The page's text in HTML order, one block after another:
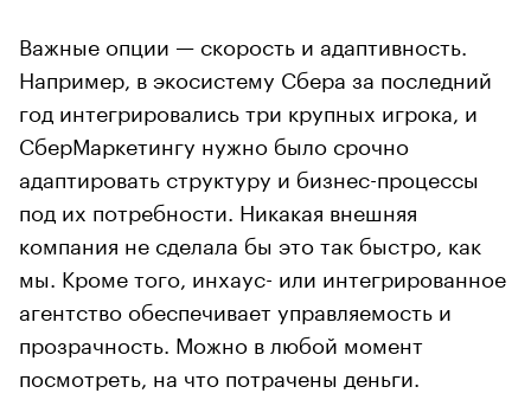
Важные опции — скорость и адаптивность.
Например, в экосистему Сбера за последний
год интегрировались три крупных игрока, и
СберМаркетингу нужно было срочно
адаптировать структуру и бизнес-процессы
под их потребности. Никакая внешняя
компания не сделала бы это так быстро, как
мы. Кроме того, инхаус- или интегрированное
агентство обеспечивает управляемость и
прозрачность. Можно в любой момент
посмотреть, на что потрачены деньги.